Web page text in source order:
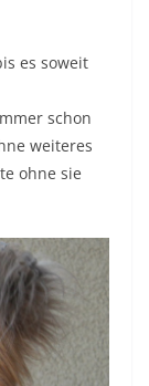
es soweit
schon
weiteres
ohne sie